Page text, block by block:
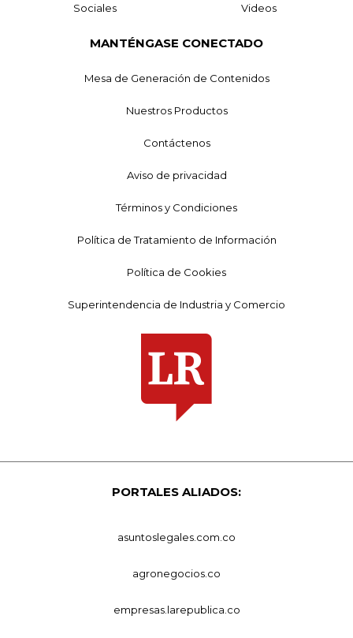
Sociales Videos
MANTÉNGASE CONECTADO
Mesa de Generación de Contenidos
Nuestros Productos
Contáctenos
Aviso de privacidad
Términos y Condiciones
Política de Tratamiento de Información
Política de Cookies
Superintendencia de Industria y Comercio
PORTALES ALIADOS:
asuntoslegales.com.co
agronegocios.co
empresas.larepublica.co